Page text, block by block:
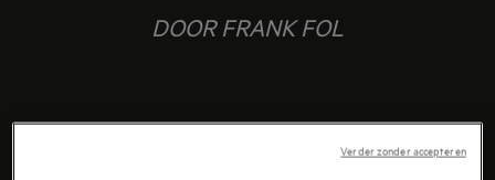
DOOR FRANK FOL
INGREDIËNTENVerder zonder accepteren